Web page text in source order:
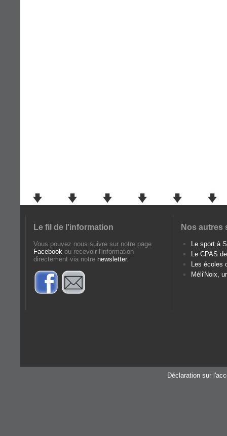
Le fil de l'information
Vous pouvez nous suivre sur notre page
Facebook ou recevoir l'information
directement via notre newsletter.
Nos autres
Le sport à
Le CPAS
Les écoles
Méli'Noix,
Déclaration sur